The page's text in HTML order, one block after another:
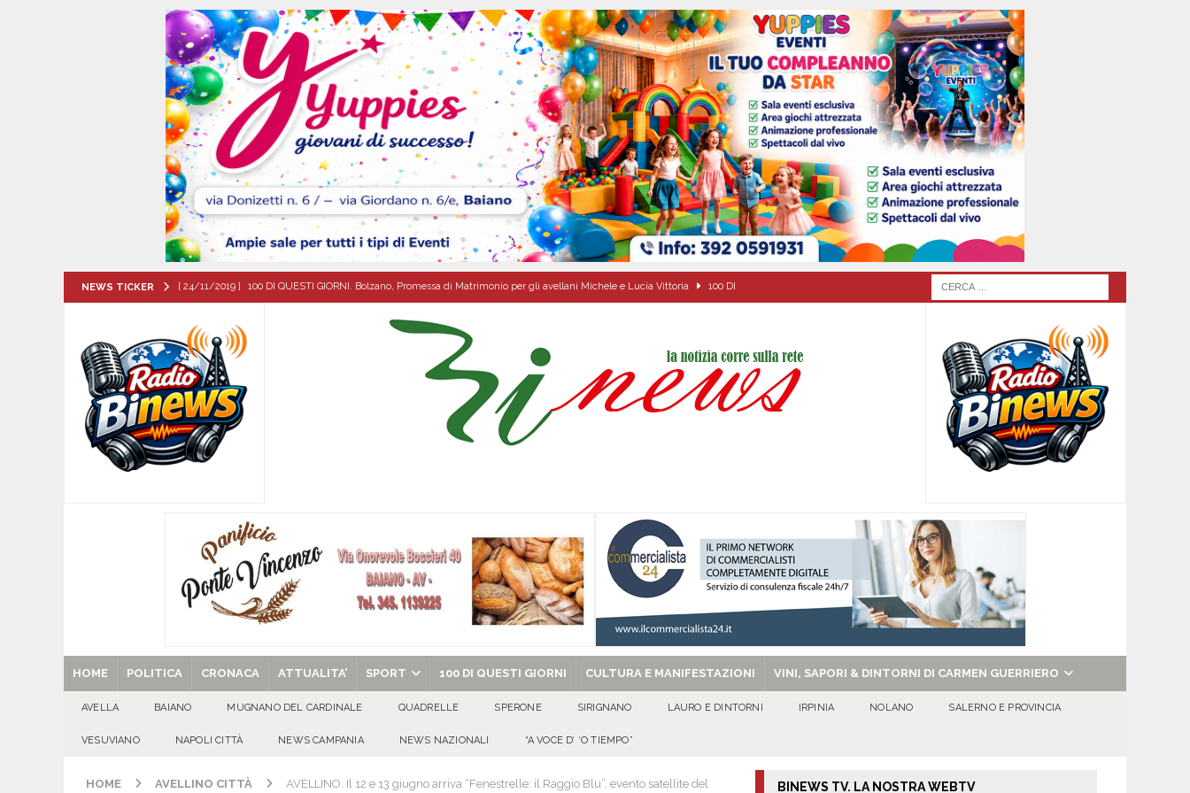
NEWS TICKER [ 24/11/2019 ] 100 DI QUESTI GIORNI. Bolzano, Promessa di Matrimonio per gli avellani Michele e Lucia Vittoria 100 DI
[ 08/08/2026 ] Il futuro dei giovani del Sud, la sfida parte anche dall’Irpinia: nuovo incarico per Gerardo Gonnella
ATTUALITA'
[ 07/08/2026 ] Visciano celebra Padre Arturo D’Onofrio: due giorni di fede nel ricordo del fondatore CULTURA E
MANIFESTAZIONI
[ 07/08/2026 ]
[ 07/08/2026 ] Emergenza cinghiali: nasce il Tavolo tecnico permanente della Regione Campania EVIDENZA
[ 07/08/2026 ] 8 agosto, anniversario della tragedia di Marcinelle. Pmi International: “La sicurezza sul lavoro deve diventare
una cultura collettiva. Nessuna crescita economica può prescindere dalla tutela della vita umana” CULTURA E
MANIFESTAZIONI
SANT’Oggi. Venerdì 29 agosto la chiesa celebra il Martirio di san Giovanni Battista e santa Sabina EVIDENZA
HOME POLITICA CRONACA ATTUALITA’ SPORT 100 DI QUESTI GIORNI CULTURA E MANIFESTAZIONI VINI, SAPORI & DINTORNI DI CARMEN GUERRIERO
AVELLA BAIANO MUGNANO DEL CARDINALE QUADRELLE SPERONE SIRIGNANO LAURO E DINTORNI IRPINIA NOLANO SALERNO E PROVINCIA
VESUVIANO NAPOLI CITTÀ NEWS CAMPANIA NEWS NAZIONALI “A VOCE D’ ‘O TIEMPO”
HOME AVELLINO CITTÀ AVELLINO. Il 12 e 13 giugno arriva “Fenestrelle: il Raggio Blu”, evento satellite del BINEWS TV. LA NOSTRA WEBTV